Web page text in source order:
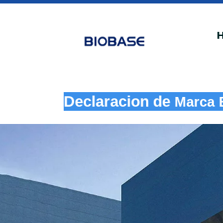
Declaracion de Marca